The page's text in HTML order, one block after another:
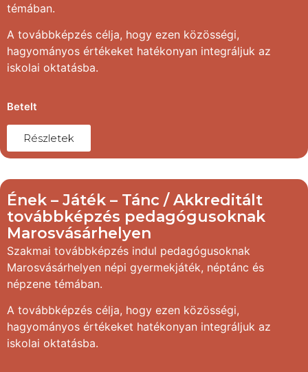
témában.
A továbbképzés célja, hogy ezen közösségi,
hagyományos értékeket hatékonyan integráljuk az
iskolai oktatásba.
Betelt
Részletek
Ének – Játék – Tánc / Akkreditált
továbbképzés pedagógusoknak
Marosvásárhelyen
Szakmai továbbképzés indul pedagógusoknak
Marosvásárhelyen népi gyermekjáték, néptánc és
népzene témában.
A továbbképzés célja, hogy ezen közösségi,
hagyományos értékeket hatékonyan integráljuk az
iskolai oktatásba.